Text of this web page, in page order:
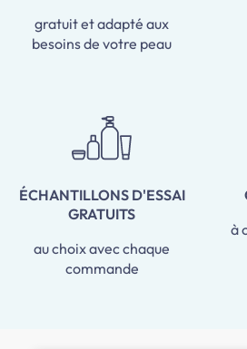
gratuit et adapté aux
besoins de votre peau
ÉCHANTILLONS D'ESSAI
GRATUITS
au choix avec chaque
commande
à